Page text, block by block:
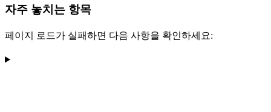
자주 놓치는 항목
페이지 로드가 실패하면 다음 사항을 확인하세요: